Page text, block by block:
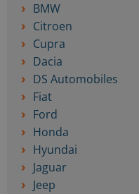
BMW
Citroen
Cupra
Dacia
DS Automobiles
Fiat
Ford
Honda
Hyundai
Jaguar
Jeep